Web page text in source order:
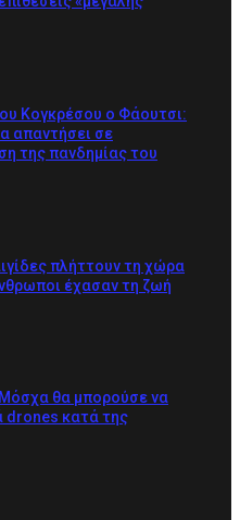
Κογκρέσου ο Φάουτσι:
απαντήσει σε
της πανδημίας του
πλήττουν τη χώρα
έχασαν τη ζωή
Μόσχα θα μπορούσε να
drones κατά της